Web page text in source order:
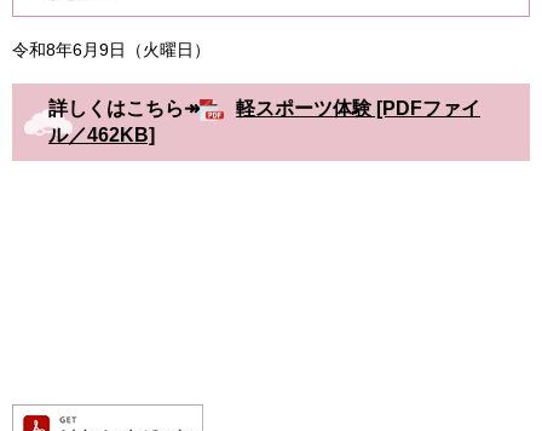
令和8年6月9日（火曜日）
詳しくはこちら↠
軽スポーツ体験 [PDFファイ
ル／462KB]